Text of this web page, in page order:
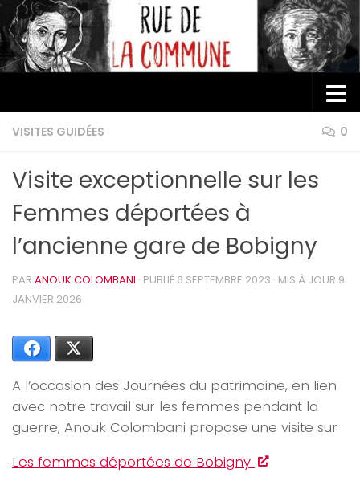
Au dessous du contenu
VISITES GUIDÉES 0
Visite exceptionnelle sur les
Femmes déportées à
l’ancienne gare de Bobigny
PAR ANOUK COLOMBANI · PUBLIÉ 6 SEPTEMBRE 2023 · MIS À JOUR 9
JANVIER 2026
Facebook
A l’occasion des Journées du patrimoine, en lien
avec notre travail sur les femmes pendant la
guerre, Anouk Colombani propose une visite sur
Les femmes déportées de Bobigny